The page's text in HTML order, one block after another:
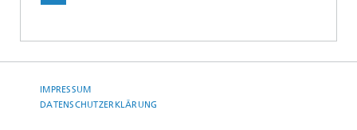
IMPRESSUM
DATENSCHUTZERKLÄRUNG